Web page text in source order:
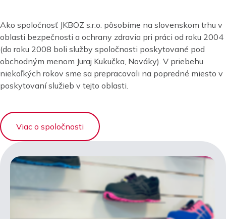
Ako spoločnosť JKBOZ s.r.o. pôsobíme na slovenskom trhu v
oblasti bezpečnosti a ochrany zdravia pri práci od roku 2004
(do roku 2008 boli služby spoločnosti poskytované pod
obchodným menom Juraj Kukučka, Nováky). V priebehu
niekoľkých rokov sme sa prepracovali na popredné miesto v
poskytovaní služieb v tejto oblasti.
Viac o spoločnosti